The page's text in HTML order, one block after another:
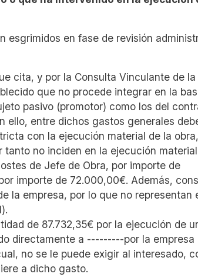
esgrimidos en fase de revisión
cita, y por la Consulta Vinculante de la
que no procede integrar en la
pasivo (promotor) como los del
ello, entre dichos gastos generales
con la ejecución material de la
no inciden en la ejecución
de Jefe de Obra, por importe de
importe de 72.000,00€. Además,
la empresa, por lo que no representan
de 87.732,35€ por la ejecución de
directamente a ---------por la empresa
no se le puede exigir al interesado,
a dicho gasto.